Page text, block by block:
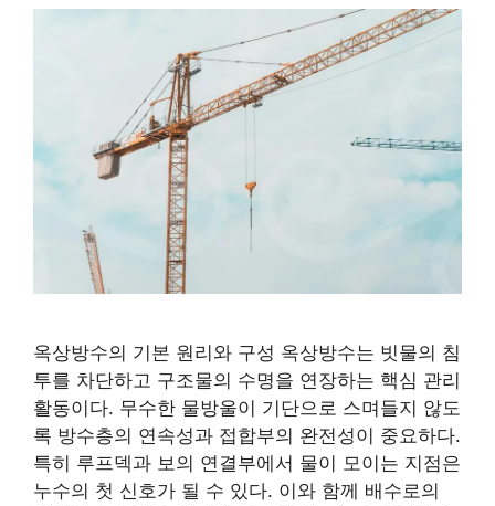
옥상방수의 기본 원리와 구성 옥상방수는 빗물의 침
투를 차단하고 구조물의 수명을 연장하는 핵심 관리
활동이다. 무수한 물방울이 기단으로 스며들지 않도
록 방수층의 연속성과 접합부의 완전성이 중요하다.
특히 루프덱과 보의 연결부에서 물이 모이는 지점은
누수의 첫 신호가 될 수 있다. 이와 함께 배수로의